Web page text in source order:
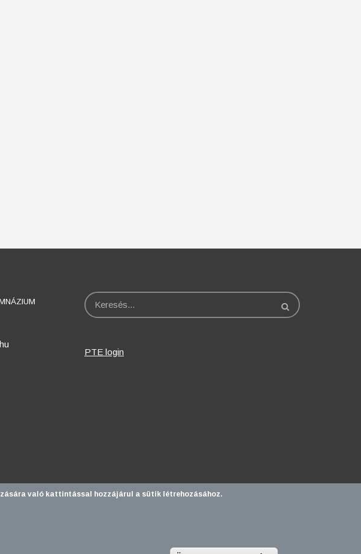
Keresés
PTE login
való kattintással hozzájárul a sütik létrehozásához.